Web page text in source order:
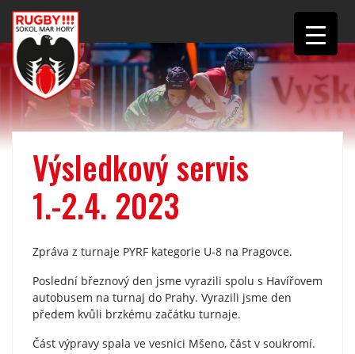
Výsledkový servis
1.-2.4. 2023
Zpráva z turnaje PYRF kategorie U-8 na Pragovce.
Poslední březnový den jsme vyrazili spolu s Havířovem
autobusem na turnaj do Prahy. Vyrazili jsme den
předem kvůli brzkému začátku turnaje.
Část výpravy spala ve vesnici Mšeno, část v soukromí.